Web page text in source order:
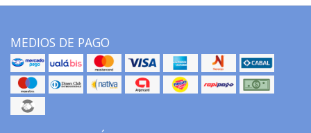
MEDIOS DE PAGO